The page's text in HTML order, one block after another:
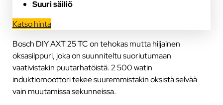
Suuri säiliö
Katso hinta
Bosch DIY AXT 25 TC on tehokas mutta hiljainen
oksasilppuri, joka on suunniteltu suoriutumaan
vaativistakin puutarhatöistä. 2 500 watin
induktiomoottori tekee suuremmistakin oksistä selvää
vain muutamissa sekunneissa.